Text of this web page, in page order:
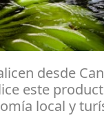
desde
este
local y